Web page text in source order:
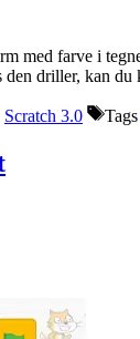
med farve i
driller, kan
Scratch 3.0 Tags